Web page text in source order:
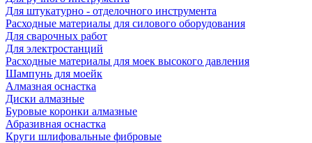
Для штукатурно - отделочного инструмента
Расходные материалы для силового оборудования
Для сварочных работ
Для электростанций
Расходные материалы для моек высокого давления
Шампунь для моейк
Алмазная оснастка
Диски алмазные
Буровые коронки алмазные
Абразивная оснастка
Круги шлифовальные фибровые